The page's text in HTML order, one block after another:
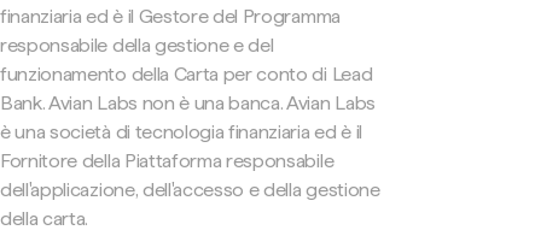
finanziaria ed è il Gestore del Programma
responsabile della gestione e del
funzionamento della Carta per conto di Lead
Bank. Avian Labs non è una banca. Avian Labs
è una società di tecnologia finanziaria ed è il
Fornitore della Piattaforma responsabile
dell'applicazione, dell'accesso e della gestione
della carta.